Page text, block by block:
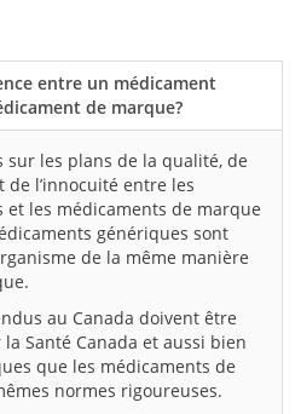
entre un médicament
de marque?
sur les plans de la qualité, de
de l’innocuité entre les
les médicaments de marque
génériques sont
de la même manière
au Canada doivent être
Santé Canada et aussi bien
que les médicaments de
normes rigoureuses.